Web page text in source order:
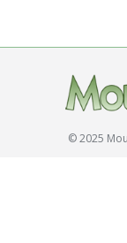
© 2025